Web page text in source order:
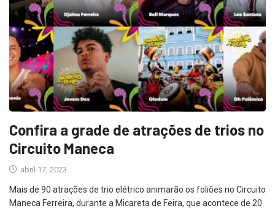
Confira a grade de atrações de trios no
Circuito Maneca
abril 17, 2023
Mais de 90 atrações de trio elétrico animarão os foliões no Circuito
Maneca Ferreira, durante a Micareta de Feira, que acontece de 20